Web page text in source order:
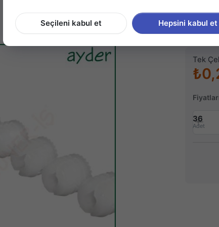
Stok
Tek
36
Adet
Seçileni kabul et Hepsini kabul et